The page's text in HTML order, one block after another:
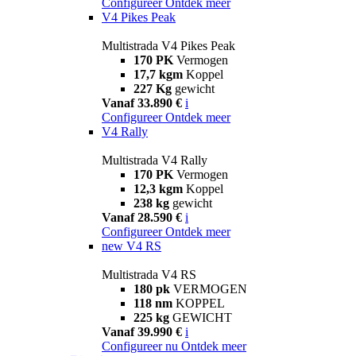
V4 Pikes Peak
Multistrada V4 Pikes Peak
170 PK Vermogen
17,7 kgm Koppel
227 Kg gewicht
Vanaf 33.890 € i
Configureer Ontdek meer
V4 Rally
Multistrada V4 Rally
170 PK Vermogen
12,3 kgm Koppel
238 kg gewicht
Vanaf 28.590 € i
Configureer Ontdek meer
new V4 RS
Multistrada V4 RS
180 pk VERMOGEN
118 nm KOPPEL
225 kg GEWICHT
Vanaf 39.990 € i
Configureer nu Ontdek meer